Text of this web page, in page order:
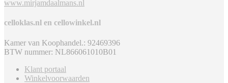
www.mirjamdaalmans.nl
celloklas.nl en cellowinkel.nl
Kamer van Koophandel.: 92469396
BTW nummer: NL866061010B01
Klant portaal
Winkelvoorwaarden